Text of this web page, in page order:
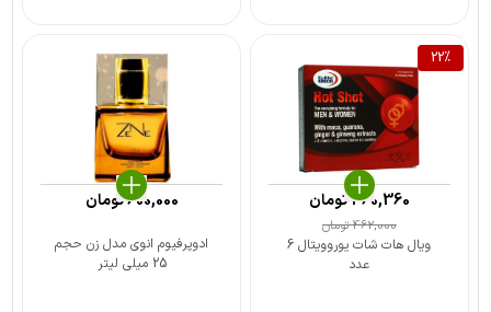
22%
ویال هات شات یوروویتال 6
عدد
462,000تومان
360,360تومان
ادوپرفیوم انوی مدل زن حجم
25 میلی لیتر
600,000تومان